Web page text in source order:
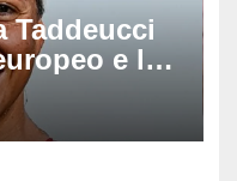
Taddeucci
e la
Parigi: